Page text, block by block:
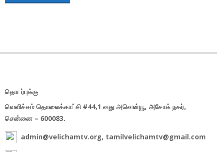
தொடர்புக்கு
வெளிச்சம் தொலைக்காட்சி #44,1 வது அவென்யூ, அசோக் நகர்,
சென்னை – 600083.
admin@velichamtv.org, tamilvelichamtv@gmail.com